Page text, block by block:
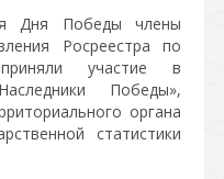
Дня Победы члены
Росреестра по
участие в
Победы»,
органа
статистики